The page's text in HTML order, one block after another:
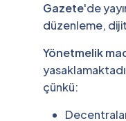
Gazete'de
düzenleme,
Yönetmelik
çünkü: